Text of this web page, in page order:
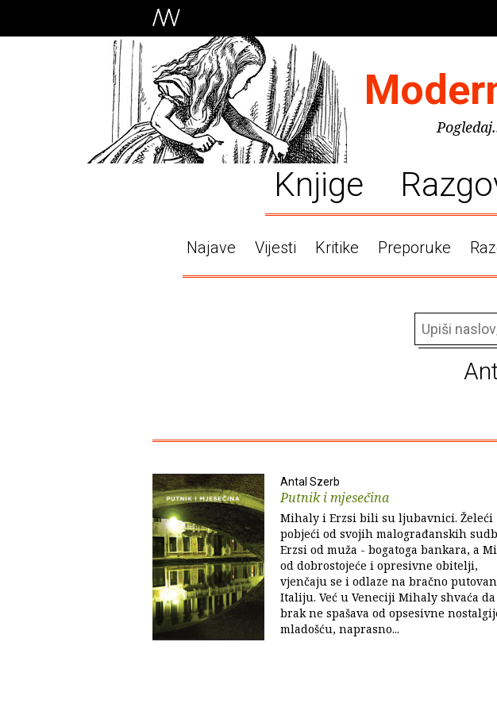
Knjige
Najave Vijesti Kritike Preporuke
Antal Szerb
Putnik i mjesečina
Mihaly i Erzsi bili su ljubavnici. Želeći
pobjeći od svojih malograđanskih
Erzsi od muža - bogatoga bankara, a
od dobrostojeće i opresivne obitelji,
vjenčaju se i odlaze na bračno
Italiju. Već u Veneciji Mihaly shvaća da
brak ne spašava od opsesivne
mladošću, naprasno...